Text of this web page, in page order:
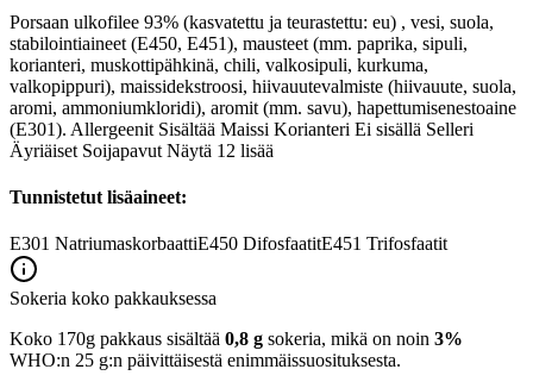
Porsaan ulkofilee 93% (kasvatettu ja teurastettu: eu) , vesi, suola,
stabilointiaineet (E450, E451), mausteet (mm. paprika, sipuli,
korianteri, muskottipähkinä, chili, valkosipuli, kurkuma,
valkopippuri), maissidekstroosi, hiivauutevalmiste (hiivauute, suola,
aromi, ammoniumkloridi), aromit (mm. savu), hapettumisenestoaine
(E301). Allergeenit Sisältää Maissi Korianteri Ei sisällä Selleri
Äyriäiset Soijapavut Näytä 12 lisää
Tunnistetut lisäaineet:
E301 NatriumaskorbaattiE450 DifosfaatitE451 Trifosfaatit
Sokeria koko pakkauksessa
Koko 170g pakkaus sisältää 0,8 g sokeria, mikä on noin 3%
WHO:n 25 g:n päivittäisestä enimmäissuosituksesta.